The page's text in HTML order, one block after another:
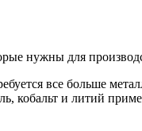
нужны для
все больше
кобальт и литий